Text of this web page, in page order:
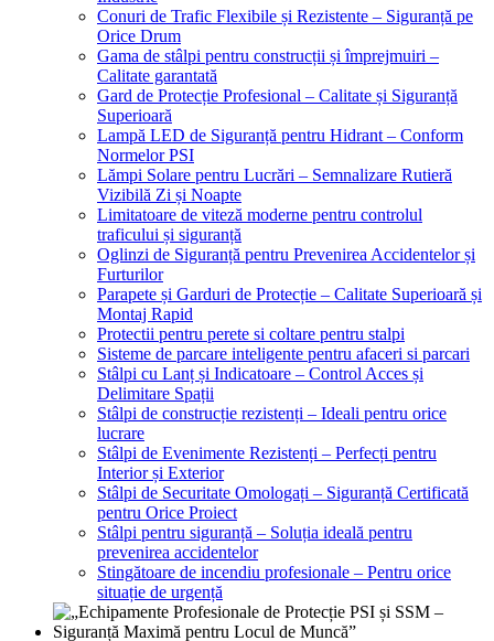
Conuri de Trafic Flexibile și Rezistente – Siguranță pe
Orice Drum
Gama de stâlpi pentru construcții și împrejmuiri –
Calitate garantată
Gard de Protecție Profesional – Calitate și Siguranță
Superioară
Lampă LED de Siguranță pentru Hidrant – Conform
Normelor PSI
Lămpi Solare pentru Lucrări – Semnalizare Rutieră
Vizibilă Zi și Noapte
Limitatoare de viteză moderne pentru controlul
traficului și siguranță
Oglinzi de Siguranță pentru Prevenirea Accidentelor și
Furturilor
Parapete și Garduri de Protecție – Calitate Superioară și
Montaj Rapid
Protectii pentru perete si coltare pentru stalpi
Sisteme de parcare inteligente pentru afaceri si parcari
Stâlpi cu Lanț și Indicatoare – Control Acces și
Delimitare Spații
Stâlpi de construcție rezistenți – Ideali pentru orice
lucrare
Stâlpi de Evenimente Rezistenți – Perfecți pentru
Interior și Exterior
Stâlpi de Securitate Omologați – Siguranță Certificată
pentru Orice Proiect
Stâlpi pentru siguranță – Soluția ideală pentru
prevenirea accidentelor
Stingătoare de incendiu profesionale – Pentru orice
situație de urgență